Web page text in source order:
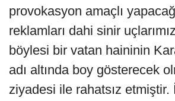
provokasyon amaçlı
reklamları dahi sinir
böylesi bir vatan haininin
adı altında boy gösterecek
ziyadesi ile rahatsız etmiştir.